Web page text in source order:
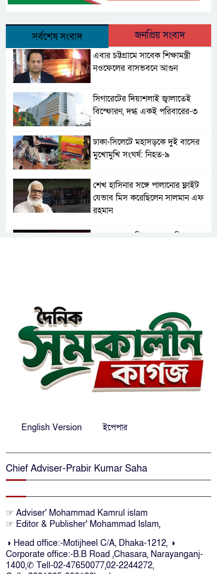
সর্বশেষ সংবাদ জনপ্রিয় সংবাদ
এবার চট্টগ্রামে সাবেক শিক্ষামন্ত্রী
নওফেলের বাসভবনে আগুন
সিগারেটের দিয়াশলাই জ্বালাতেই
বিস্ফোরণ, দগ্ধ একই পরিবারের-৩
ঢাকা-সিলেটে মহাসড়কে দুই বাসের
মুখোমুখি সংঘর্ষ: নিহত-৯
শেখ হাসিনার সঙ্গে পালানোর ফ্লাইট
যেভাব মিস করেছিলেন সালমান এফ
রহমান
দেশের সকল বিমানবন্দরে নিরাপত্তা
নারায়ণগঞ্জে ডিবি পুলিশ পরিচয়ে ১৮
লাখ টাকা ছিনতাইয়ের অভিযোগে
মামলা
এনসিপির মুখ্য সমন্বয়ক নাসীরুদ্দীন
পাটওয়ারীকে নারায়ণগঞ্জে অবাঞ্ছিত
‘আমাকে ফাঁসি দিয়ে দেন’ আন্তর্জাতিক
সোনারগাঁয়ের জলাবদ্ধতা নিরসনে দ্রুত
পদক্ষেপের নির্দেশ: বিভাগীয়
নারায়ণগঞ্জে দিনমজুরের রহস্যজনক
মৃত্যু, শরীরে নির্যাতনের চিহ্ন প্রস্ফুটিত
প্রাণনাশের আশঙ্কা থাকলেও ডিসেম্বরের
English Version ইপেপার
Chief Adviser-Prabir Kumar Saha
☞ Adviser' Mohammad Kamrul islam
☞ Editor & Publisher' Mohammad Islam,
◑ Head office:-Motijheel C/A, Dhaka-1212, ◑
Corporate office:-B.B Road ,Chasara, Narayanganj-
1400,✆ Tell-02-47650077,02-2244272,